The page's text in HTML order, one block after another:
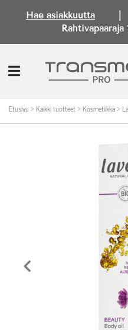
Hae asiakkuutta
Rahtivapaaraja
Etusivu >Kaikki tuotteet>Kosmetiikka>
Edellinen tuote